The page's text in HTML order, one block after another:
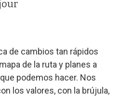
de cambios tan rápidos
de la ruta y planes a
podemos hacer. Nos
los valores, con la brújula,